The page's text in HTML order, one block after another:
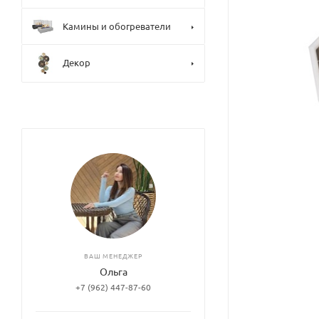
Камины и обогреватели
Декор
ВАШ МЕНЕДЖЕР
Ольга
+7 (962) 447-87-60